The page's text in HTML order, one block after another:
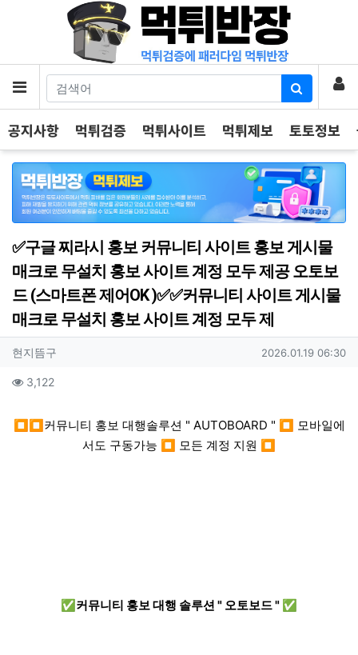
메뉴 로
공지사항 먹튀검증 먹튀사이트 먹튀제보 토토정보
✅구글 찌라시 홍보 커뮤니티 사이트 홍보 게시물
매크로 무설치 홍보 사이트 계정 모두 제공 오토보
드 (스마트폰 제어OK )✅✅커뮤니티 사이트 게시물
매크로 무설치 홍보 사이트 계정 모두 제
작성자 정보
현지뜸구 작성일
2026.01.19 06:30
컨텐츠 정보
3,122조회
⏹⏹커뮤니티 홍보 대행솔루션 " AUTOBOARD " ⏹ 모바일에
서도 구동가능 ⏹ 모든 계정 지원 ⏹
✅커뮤니티 홍보 대행 솔루션 " 오토보드 " ✅